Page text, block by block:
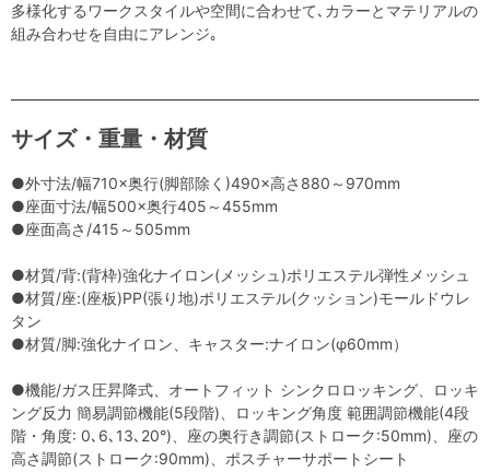
多様化するワークスタイルや空間に合わせて､カラーとマテリアルの
組み合わせを自由にアレンジ｡
サイズ・重量・材質
●外寸法/幅710×奥行(脚部除く)490×高さ880～970mm
●座面寸法/幅500×奥行405～455mm
●座面高さ/415～505mm
●材質/背:(背枠)強化ナイロン(メッシュ)ポリエステル弾性メッシュ
●材質/座:(座板)PP(張り地)ポリエステル(クッション)モールドウレ
タン
●材質/脚:強化ナイロン、キャスター:ナイロン(φ60mm）
●機能/ガス圧昇降式、オートフィット シンクロロッキング、ロッキ
ング反力 簡易調節機能(5段階)、ロッキング角度 範囲調節機能(4段
階・角度: 0､6､13､20°)、座の奥行き調節(ストローク:50mm)、座の
高さ調節(ストローク:90mm)、ポスチャーサポートシート